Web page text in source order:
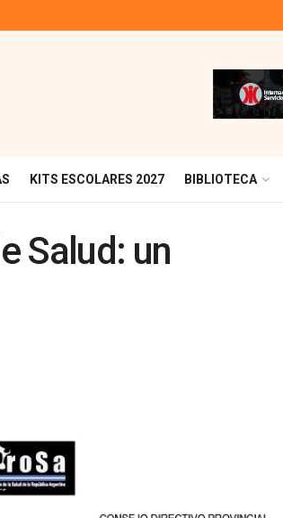
KITS ESCOLARES 2027 BIBLIOTECA
Salud: un